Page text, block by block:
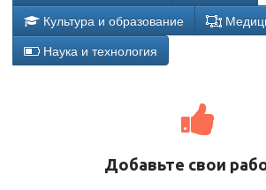
Культура и образование
Наука и технология
Добавьте свои